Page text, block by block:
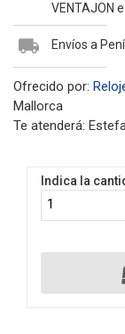
VENTAJON
Envíos a
Ofrecido por:
Mallorca
Te atenderá:
Indica la